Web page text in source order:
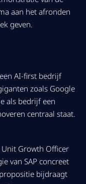
aan het afronden
geven.
AI-first bedrijf
zoals Google
als bedrijf een
centraal staat.
Growth Officer
van SAP concreet
bijdraagt